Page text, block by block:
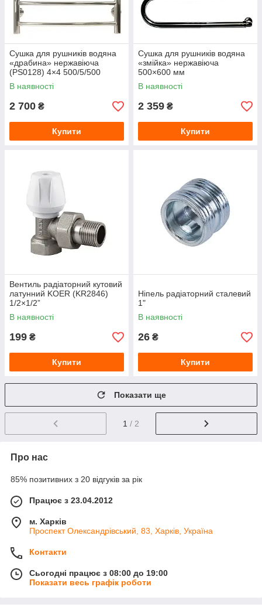
Сушка для рушників водяна
«драбина» нержавіюча
(PS0128) 4×4 500/5/500
В наявності
2 700 ₴
Купити
Сушка для рушників водяна
«змійка» нержавіюча
500×600 мм
В наявності
2 359 ₴
Купити
Вентиль радіаторний кутовий
латунний KOER (KR2846)
1/2×1/2”
В наявності
199 ₴
Купити
Ніпель радіаторний сталевий
1"
В наявності
26 ₴
Купити
Показати ще
1 / 2
Про нас
85% позитивних з 20 відгуків за рік
Працює з 23.04.2012
м. Харків
Проспект Олександрівський, 83, Харків, Україна
Контакти
Сьогодні працює з 08:00 до 19:00
Показати весь графік роботи